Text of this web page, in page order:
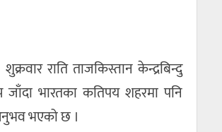
राति ताजकिस्तान केन्द्रबिन्दु
भारतका कतिपय शहरमा पनि
भएको छ ।